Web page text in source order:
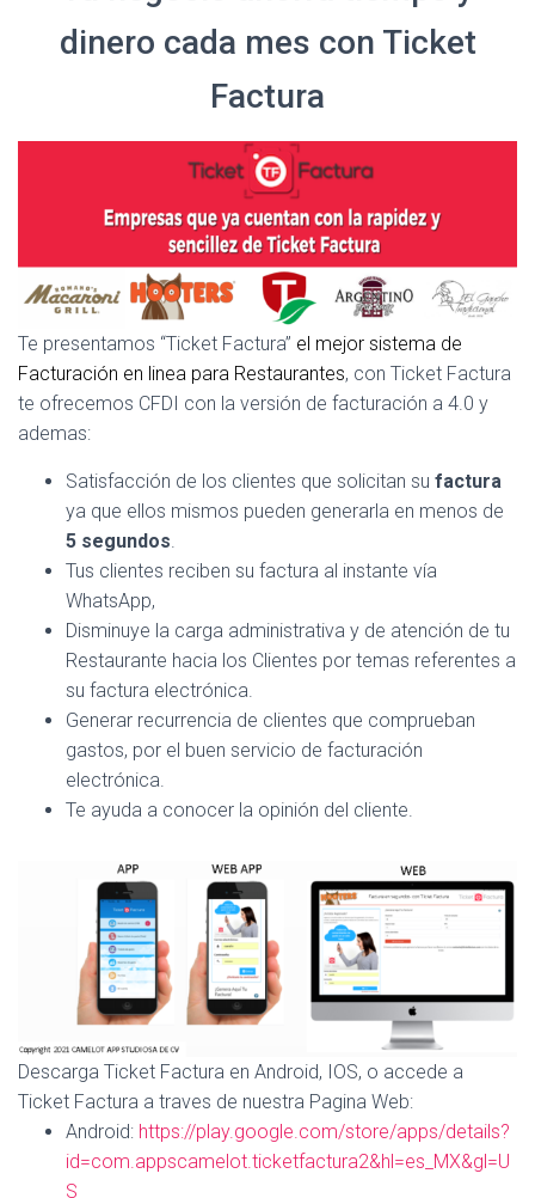
dinero cada mes con Ticket
Factura
Te presentamos “Ticket Factura” el mejor sistema de
Facturación en linea para Restaurantes, con Ticket Factura
te ofrecemos CFDI con la versión de facturación a 4.0 y
ademas:
Satisfacción de los clientes que solicitan su factura
ya que ellos mismos pueden generarla en menos de
5 segundos.
Tus clientes reciben su factura al instante vía
WhatsApp,
Disminuye la carga administrativa y de atención de tu
Restaurante hacia los Clientes por temas referentes a
su factura electrónica.
Generar recurrencia de clientes que comprueban
gastos, por el buen servicio de facturación
electrónica.
Te ayuda a conocer la opinión del cliente.
Descarga Ticket Factura en Android, IOS, o accede a
Ticket Factura a traves de nuestra Pagina Web:
Android: https://play.google.com/store/apps/details?
id=com.appscamelot.ticketfactura2&hl=es_MX&gl=U
S